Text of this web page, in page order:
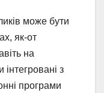
може бути
як-от
на
з
програми